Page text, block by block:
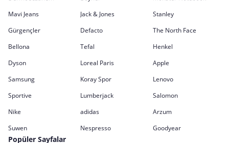
Mavi Jeans
Jack & Jones
Stanley
Gürgençler
Defacto
The North Face
Bellona
Tefal
Henkel
Dyson
Loreal Paris
Apple
Samsung
Koray Spor
Lenovo
Sportive
Lumberjack
Salomon
Nike
adidas
Arzum
Suwen
Nespresso Goodyear
Popüler Sayfalar